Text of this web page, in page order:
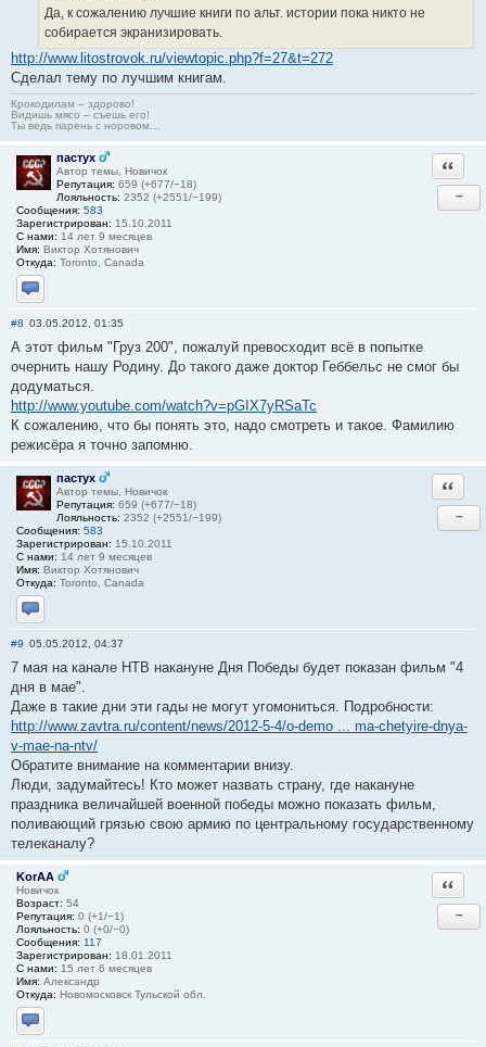
Да, к сожалению лучшие книги по альт. истории пока никто не
собирается экранизировать.
http://www.litostrovok.ru/viewtopic.php?f=27&t=272
Сделал тему по лучшим книгам.
Крокодилам – здорово!
Видишь мясо – съешь его!
Ты ведь парень с норовом…
пастух
Автор темы, Новичок
Репутация: 659 (+677/−18)
Лояльность: 2352 (+2551/−199)
Сообщения: 583
Зарегистрирован: 15.10.2011
С нами: 14 лет 9 месяцев
Имя: Виктор Хотянович
Откуда: Toronto, Canada
Отправить личное сообщение
−
#8 03.05.2012, 01:35
А этот фильм "Груз 200", пожалуй превосходит всё в попытке
очернить нашу Родину. До такого даже доктор Геббельс не смог бы
додуматься.
http://www.youtube.com/watch?v=pGIX7yRSaTc
К сожалению, что бы понять это, надо смотреть и такое. Фамилию
режисёра я точно запомню.
пастух
Автор темы, Новичок
Репутация: 659 (+677/−18)
Лояльность: 2352 (+2551/−199)
Сообщения: 583
Зарегистрирован: 15.10.2011
С нами: 14 лет 9 месяцев
Имя: Виктор Хотянович
Откуда: Toronto, Canada
Отправить личное сообщение
−
#9 05.05.2012, 04:37
7 мая на канале НТВ накануне Дня Победы будет показан фильм "4
дня в мае".
Даже в такие дни эти гады не могут угомониться. Подробности:
http://www.zavtra.ru/content/news/2012-5-4/o-demo ... ma-chetyire-dnya-
v-mae-na-ntv/
Обратите внимание на комментарии внизу.
Люди, задумайтесь! Кто может назвать страну, где накануне
праздника величайшей военной победы можно показать фильм,
поливающий грязью свою армию по центральному государственному
телеканалу?
KorAA
Новичок
Возраст: 54
Репутация: 0 (+1/−1)
Лояльность: 0 (+0/−0)
Сообщения: 117
Зарегистрирован: 18.01.2011
С нами: 15 лет 6 месяцев
Имя: Александр
Откуда: Новомосковск Тульской обл.
Отправить личное сообщение
−